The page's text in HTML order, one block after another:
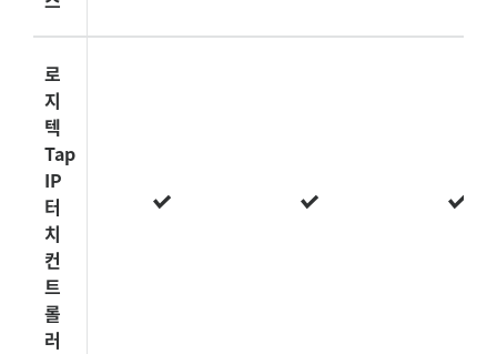
로
지
텍
Tap
IP
터
치
컨
트
롤
러